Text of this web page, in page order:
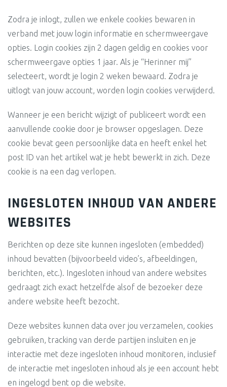
Zodra je inlogt, zullen we enkele cookies bewaren in
verband met jouw login informatie en schermweergave
opties. Login cookies zijn 2 dagen geldig en cookies voor
schermweergave opties 1 jaar. Als je “Herinner mij”
selecteert, wordt je login 2 weken bewaard. Zodra je
uitlogt van jouw account, worden login cookies verwijderd.
Wanneer je een bericht wijzigt of publiceert wordt een
aanvullende cookie door je browser opgeslagen. Deze
cookie bevat geen persoonlijke data en heeft enkel het
post ID van het artikel wat je hebt bewerkt in zich. Deze
cookie is na een dag verlopen.
INGESLOTEN INHOUD VAN ANDERE
WEBSITES
Berichten op deze site kunnen ingesloten (embedded)
inhoud bevatten (bijvoorbeeld video’s, afbeeldingen,
berichten, etc.). Ingesloten inhoud van andere websites
gedraagt zich exact hetzelfde alsof de bezoeker deze
andere website heeft bezocht.
Deze websites kunnen data over jou verzamelen, cookies
gebruiken, tracking van derde partijen insluiten en je
interactie met deze ingesloten inhoud monitoren, inclusief
de interactie met ingesloten inhoud als je een account hebt
en ingelogd bent op die website.